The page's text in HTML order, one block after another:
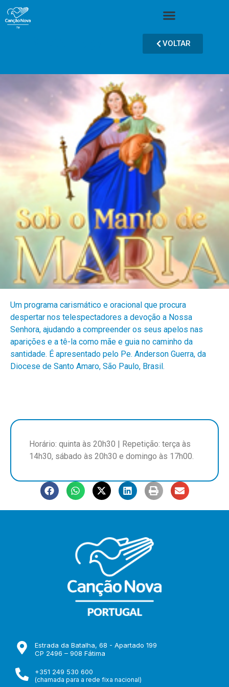
VOLTAR
Um programa carismático e oracional que procura
despertar nos telespectadores a devoção a Nossa
Senhora, ajudando a compreender os seus apelos nas
aparições e a tê-la como mãe e guia no caminho da
santidade. É apresentado pelo Pe. Anderson Guerra, da
Diocese de Santo Amaro, São Paulo, Brasil.
Horário: quinta às 20h30 | Repetição: terça às
14h30, sábado às 20h30 e domingo às 17h00.
Estrada da Batalha, 68 - Apartado 199
CP 2496 – 908 Fátima
+351 249 530 600
(chamada para a rede fixa nacional)